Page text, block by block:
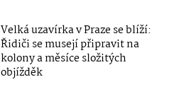
Velká uzavírka v Praze se blíží:
Řidiči se musejí připravit na
kolony a měsíce složitých
objížděk